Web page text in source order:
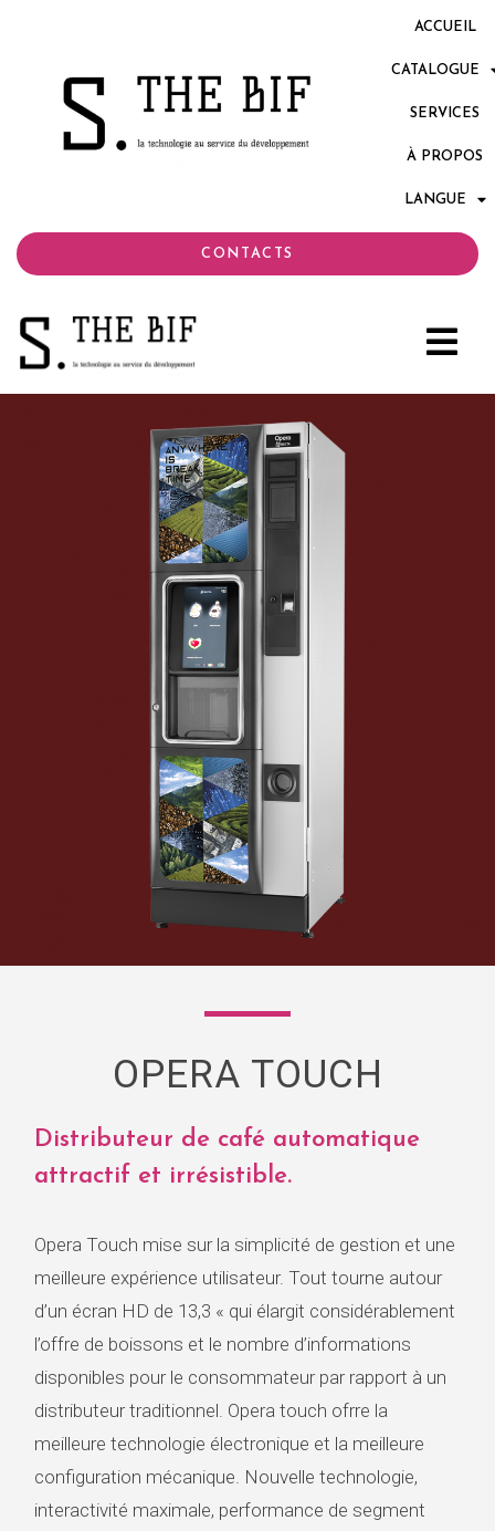
ACCUEIL
CATALOGUE
SERVICES
À PROPOS
LANGUE
CONTACTS
OPERA TOUCH
Distributeur de café automatique
attractif et irrésistible.
Opera Touch mise sur la simplicité de gestion et une
meilleure expérience utilisateur. Tout tourne autour
d’un écran HD de 13,3 « qui élargit considérablement
l’offre de boissons et le nombre d’informations
disponibles pour le consommateur par rapport à un
distributeur traditionnel. Opera touch ofrre la
meilleure technologie électronique et la meilleure
configuration mécanique. Nouvelle technologie,
interactivité maximale, performance de segment